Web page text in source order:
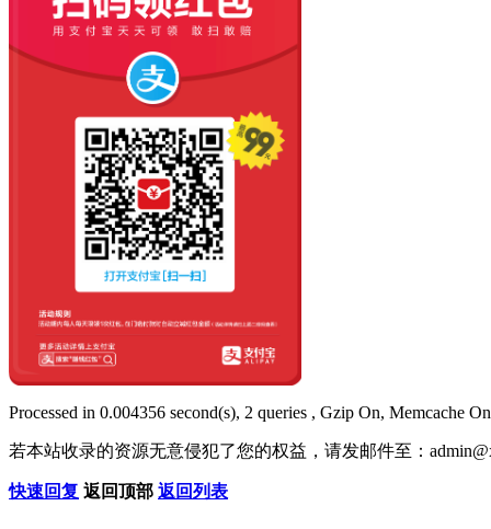
Processed in 0.004356 second(s), 2 queries , Gzip On, Memcache
若本站收录的资源无意侵犯了您的权益，请发邮件至：
快速回复 返回顶部 返回列表